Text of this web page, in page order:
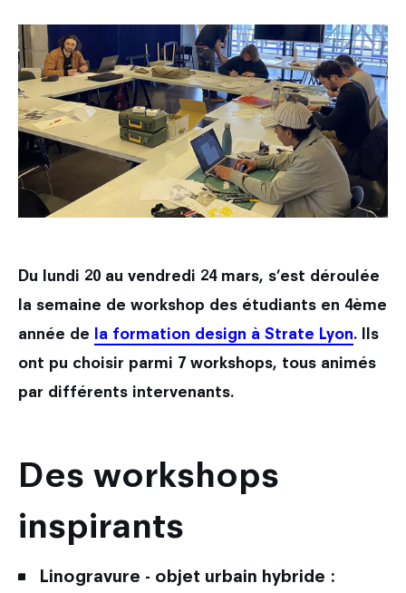
Galileo Global Education
Encyclopédie du design
FAQ
Qui sommes-nous ?
Admission en Mastères Spécialisés
Admissions hors Mon Master
Combien coûtent mes études ?
Les secteurs d'activité du designer
Que deviennent nos diplômés ?
Recherche
Strate Research
Labo : Robotics by design lab
Labo : Exalt Design Lab
Labo : Reset Design Lab
Labo : Ethos Design Lab
International
Découvrir le service international
Le cursus Design à l'international
L'échange académique
Nos partenaires internationaux
Entreprises
Du lundi 20 au vendredi 24 mars, s’est déroulée
la semaine de workshop des étudiants en 4ème
année de la formation design à Strate Lyon. Ils
ont pu choisir parmi 7 workshops, tous animés
par différents intervenants.
Des workshops
inspirants
Linogravure - objet urbain hybride :